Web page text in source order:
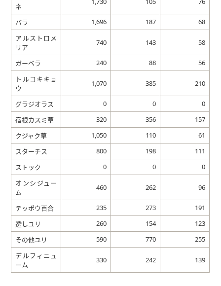
ネ
バラ 1,696 187
68
アルストロメ
リア
740 143 58
ガーベラ 240 88
56
トルコキキョ
ウ
1,070 385 210
グラジオラス 0 0
0
宿根カスミ草
320 356
157
クジャク草
1,050 110
61
スターチス
800 198
111
ストック
0 0
0
オンシジュー
ム
460 262 96
テッポウ百合 235 273
191
透しユリ
260 154
123
その他ユリ
590 770
255
デルフィニュ
ーム
330 242 139